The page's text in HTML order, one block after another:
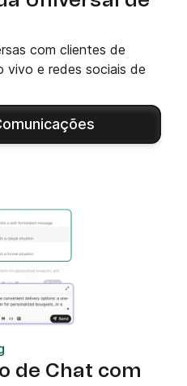
com clientes de
vivo e redes sociais de
de Chat com